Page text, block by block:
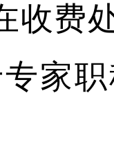
收费
家